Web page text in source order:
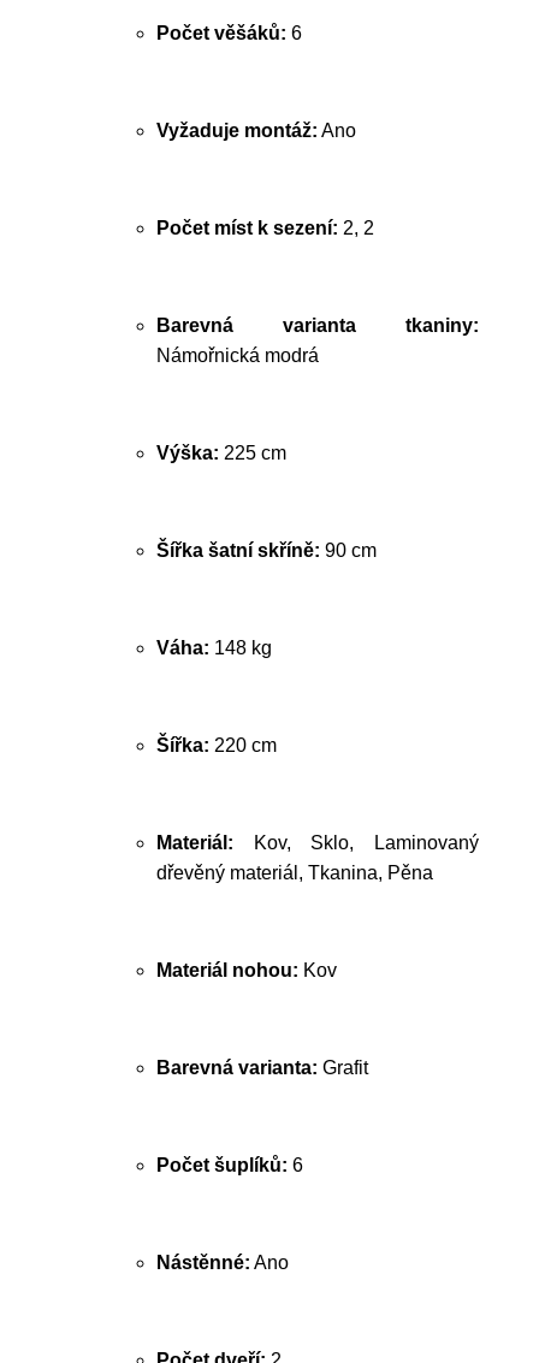
Počet věšáků: 6
Vyžaduje montáž: Ano
Počet míst k sezení: 2, 2
Barevná varianta tkaniny:
Námořnická modrá
Výška: 225 cm
Šířka šatní skříně: 90 cm
Váha: 148 kg
Šířka: 220 cm
Materiál: Kov, Sklo, Laminovaný
dřevěný materiál, Tkanina, Pěna
Materiál nohou: Kov
Barevná varianta: Grafit
Počet šuplíků: 6
Nástěnné: Ano